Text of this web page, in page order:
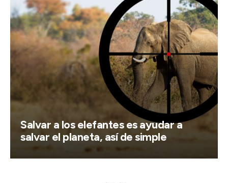
Salvar a los elefantes es ayudar a
salvar el planeta, así de simple